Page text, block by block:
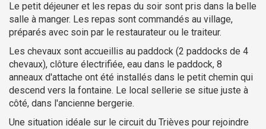
Le petit déjeuner et les repas du soir sont pris dans la belle
salle à manger. Les repas sont commandés au village,
préparés avec soin par le restaurateur ou le traiteur.
Les chevaux sont accueillis au paddock (2 paddocks de 4
chevaux), clôture électrifiée, eau dans le paddock, 8
anneaux d'attache ont été installés dans le petit chemin qui
descend vers la fontaine. Le local sellerie se situe juste à
côté, dans l'ancienne bergerie.
Une situation idéale sur le circuit du Trièves pour rejoindre